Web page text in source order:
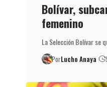
Bolívar,
femenino
La Selección Bolívar se
PorLucho Anaya